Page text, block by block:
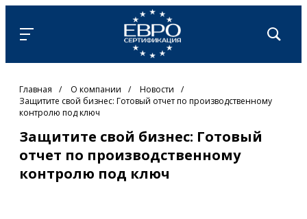
Главная / О компании / Новости
/
Защитите свой бизнес: Готовый отчет по производственному
контролю под ключ
Защитите свой бизнес: Готовый
отчет по производственному
контролю под ключ